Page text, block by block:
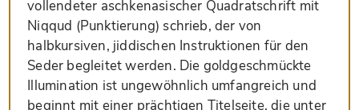
vollendeter aschkenasischer Quadratschrift mit
Niqqud (Punktierung) schrieb, der von
halbkursiven, jiddischen Instruktionen für den
Seder begleitet werden. Die goldgeschmückte
Illumination ist ungewöhnlich umfangreich und
beginnt mit einer prächtigen Titelseite, die unter